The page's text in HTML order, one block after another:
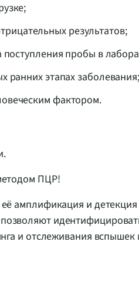
результатов;
поступления пробы в
ранних этапах заболевания;
фактором.
ПЦР!
амплификация и детекция
и отслеживания